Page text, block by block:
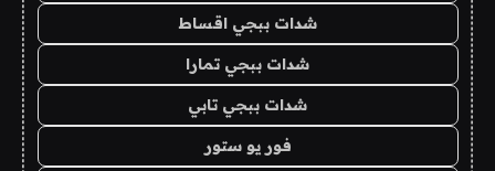
شدات ببجي اقساط
شدات ببجي تمارا
شدات ببجي تابي
فور يو ستور